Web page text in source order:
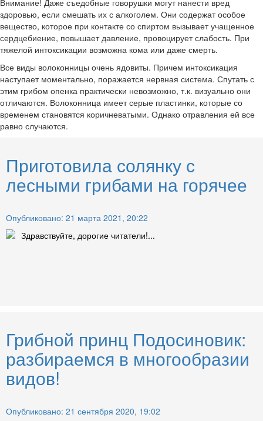
здоровью, если смешать их с алкоголем. Они содержат особое
вещество, которое при контакте со спиртом вызывает учащенное
сердцебиение, повышает давление, провоцирует слабость. При
тяжелой интоксикации возможна кома или даже смерть.
Все виды волоконницы очень ядовиты. Причем интоксикация
наступает моментально, поражается нервная система. Спутать с
этим грибом опенка практически невозможно, т.к. визуально они
отличаются. Волоконница имеет серые пластинки, которые со
временем становятся коричневатыми. Однако отравления ей все
равно случаются.
Приготовила солянку с
лесными грибами на горячее
Опубликовано: 21 марта 2021, 20:22
Здравствуйте, дорогие читатели!...
Грибной принц Подосиновик:
разбираемся в многообразии
видов!
Опубликовано: 21 сентября 2020, 19:02